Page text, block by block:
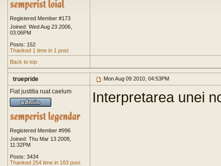
Registered Member #173
Joined: Wed Aug 23 2006,
03:06PM
Posts: 152
Thanked 1 time in 1 post
Back to top
truepride Mon Aug 09 2010, 04:53PM
Fiat justitia ruat caelum
Registered Member #996
Joined: Thu Mar 13 2008,
11:32PM
Posts: 3434
Thanked 254 time in 183 post
Interpretarea unei